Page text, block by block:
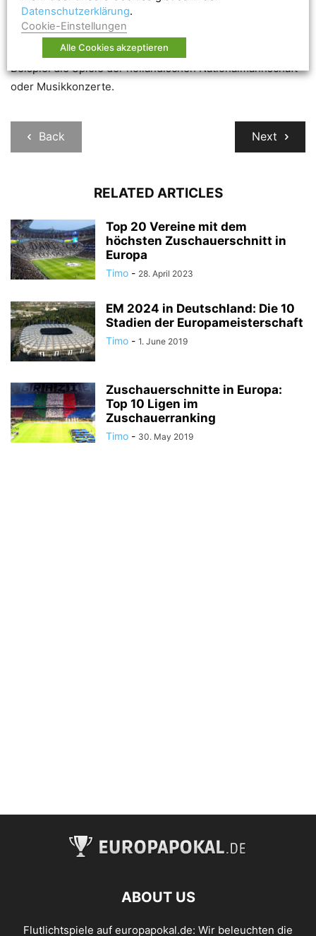
Amsterdam ArenA war das erste Stadion Europas, das
über ein verschließbares Dach verfügte. Bis heute ist die
Arena Austragungsort vieler Großveranstaltungen wie zum
Beispiel die Spiele der holländischen Nationalmannschaft
oder Musikkonzerte.
Back Next
RELATED ARTICLES
Top 20 Vereine mit dem
höchsten Zuschauerschnitt in
Europa
Timo - 28. April 2023
EM 2024 in Deutschland: Die 10
Stadien der Europameisterschaft
Timo - 1. June 2019
Zuschauerschnitte in Europa:
Top 10 Ligen im
Zuschauerranking
Timo - 30. May 2019
ABOUT US
Flutlichtspiele auf europapokal.de: Wir beleuchten die
Datenschutzerklärung.
Cookie-Einstellungen
Alle Cookies akzeptieren